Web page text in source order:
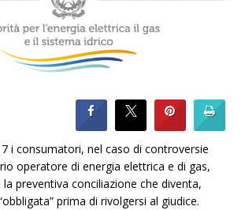
i consumatori, nel caso di controversie
operatore di energia elettrica e di gas,
preventiva conciliazione che diventa,
prima di rivolgersi al giudice.